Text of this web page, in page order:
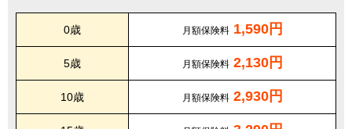
0歳 月額保険料 1,590円
5歳 月額保険料 2,130円
10歳 月額保険料 2,930円